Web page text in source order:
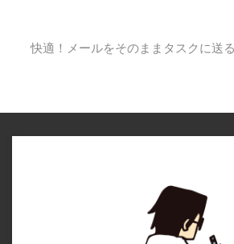
快適！メールをそのままタスクに送